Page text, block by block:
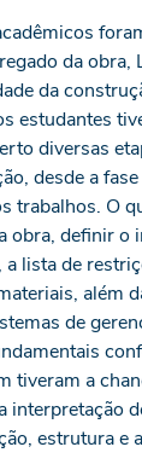
da obra,
da
estudantes
diversas
desde a
trabalhos. O
obra, definir o
lista de
além
de
tiveram a
interpretação
estrutura e